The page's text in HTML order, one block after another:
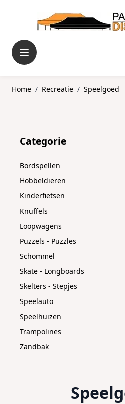
Home / Recreatie / Speelgoed
Skip to product list
Categorie
filter
Bordspellen
Hobbeldieren
Kinderfietsen
Knuffels
Loopwagens
Puzzels - Puzzles
Schommel
Skate - Longboards
Skelters - Stepjes
Speelauto
Speelhuizen
Trampolines
Zandbak